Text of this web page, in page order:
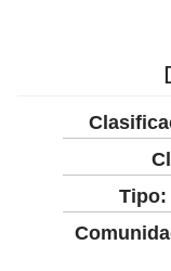
Tipo: